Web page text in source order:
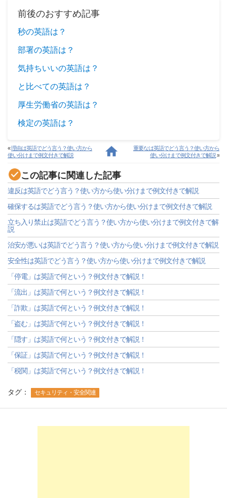
前後のおすすめ記事
秒の英語は？
部署の英語は？
気持ちいいの英語は？
と比べての英語は？
厚生労働省の英語は？
検定の英語は？
«理由は英語でどう言う？使い方から
使い分けまで例文付きで解説
重要なは英語でどう言う？使い方から
使い分けまで例文付きで解説»
この記事に関連した記事
違反は英語でどう言う？使い方から使い分けまで例文付きで解説
確保するは英語でどう言う？使い方から使い分けまで例文付きで解説
立ち入り禁止は英語でどう言う？使い方から使い分けまで例文付きで解
説
治安が悪いは英語でどう言う？使い方から使い分けまで例文付きで解説
安全性は英語でどう言う？使い方から使い分けまで例文付きで解説
「停電」は英語で何という？例文付きで解説！
「流出」は英語で何という？例文付きで解説！
「詐欺」は英語で何という？例文付きで解説！
「盗む」は英語で何という？例文付きで解説！
「隠す」は英語で何という？例文付きで解説！
「保証」は英語で何という？例文付きで解説！
「税関」は英語で何という？例文付きで解説！
タグ： セキュリティ・安全関連